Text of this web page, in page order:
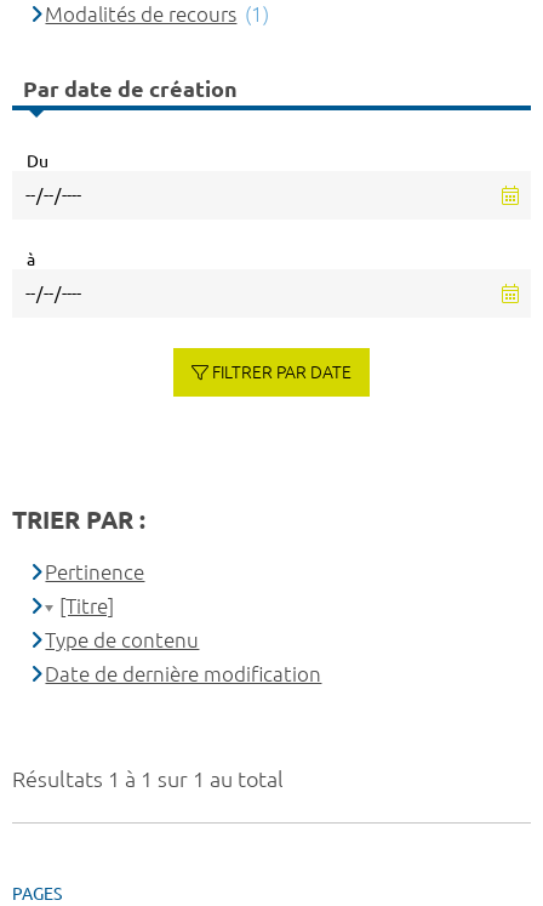
Résultats 1 à 1 sur 1 au total
PAGES
Modalités de recours (1)
Par date de création
Du
à
FILTRER PAR DATE
TRIER PAR :
Pertinence
[Titre]
Type de contenu
Date de dernière modification